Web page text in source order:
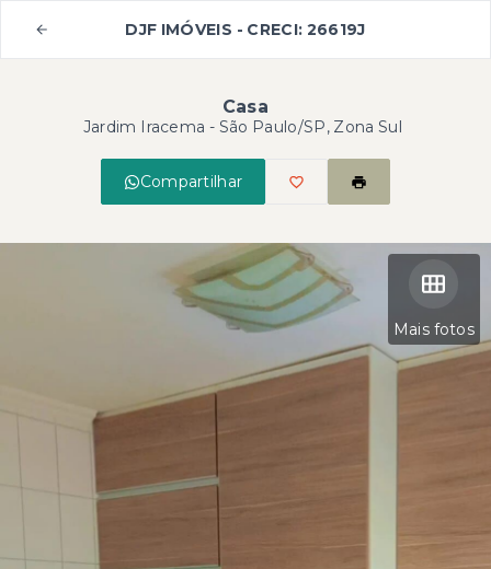
DJF IMÓVEIS - CRECI: 26619J
Casa
Jardim Iracema - São Paulo/SP, Zona Sul
Compartilhar
Mais fotos